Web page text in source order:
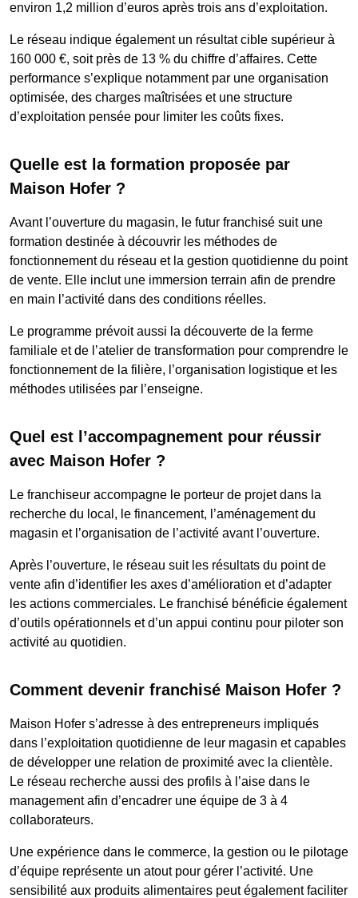
environ 1,2 million d’euros après trois ans d’exploitation.
Le réseau indique également un résultat cible supérieur à
160 000 €, soit près de 13 % du chiffre d’affaires. Cette
performance s’explique notamment par une organisation
optimisée, des charges maîtrisées et une structure
d’exploitation pensée pour limiter les coûts fixes.
Quelle est la formation proposée par
Maison Hofer ?
Avant l’ouverture du magasin, le futur franchisé suit une
formation destinée à découvrir les méthodes de
fonctionnement du réseau et la gestion quotidienne du point
de vente. Elle inclut une immersion terrain afin de prendre
en main l’activité dans des conditions réelles.
Le programme prévoit aussi la découverte de la ferme
familiale et de l’atelier de transformation pour comprendre le
fonctionnement de la filière, l’organisation logistique et les
méthodes utilisées par l’enseigne.
Quel est l’accompagnement pour réussir
avec Maison Hofer ?
Le franchiseur accompagne le porteur de projet dans la
recherche du local, le financement, l’aménagement du
magasin et l’organisation de l’activité avant l’ouverture.
Après l’ouverture, le réseau suit les résultats du point de
vente afin d’identifier les axes d’amélioration et d’adapter
les actions commerciales. Le franchisé bénéficie également
d’outils opérationnels et d’un appui continu pour piloter son
activité au quotidien.
Comment devenir franchisé Maison Hofer ?
Maison Hofer s’adresse à des entrepreneurs impliqués
dans l’exploitation quotidienne de leur magasin et capables
de développer une relation de proximité avec la clientèle.
Le réseau recherche aussi des profils à l’aise dans le
management afin d’encadrer une équipe de 3 à 4
collaborateurs.
Une expérience dans le commerce, la gestion ou le pilotage
d’équipe représente un atout pour gérer l’activité. Une
sensibilité aux produits alimentaires peut également faciliter